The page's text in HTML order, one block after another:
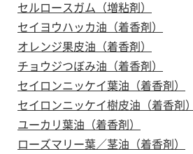
セルロースガム（増粘剤）
セイヨウハッカ油（着香剤）
オレンジ果皮油（着香剤）
チョウジつぼみ油（着香剤）
セイロンニッケイ葉油（着香剤）
セイロンニッケイ樹皮油（着香剤）
ユーカリ葉油（着香剤）
ローズマリー葉／茎油（着香剤）